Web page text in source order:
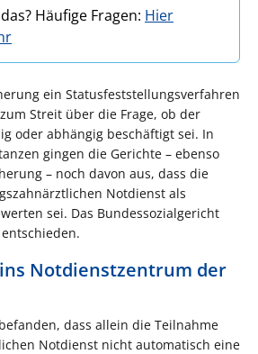
Häufige Fragen: Hier
ein Statusfeststellungsverfahren
Streit über die Frage, ob der
oder abhängig beschäftigt sei. In
gingen die Gerichte – ebenso
– noch davon aus, dass die
Notdienst als
sei. Das Bundessozialgericht
Notdienstzentrum der
dass allein die Teilnahme
Notdienst nicht automatisch eine